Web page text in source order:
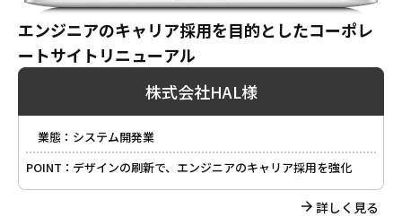
エンジニアのキャリア採用を目的としたコーポレ
ートサイトリニューアル
株式会社HAL様
業態： システム開発業
POINT： デザインの刷新で、エンジニアのキャリア採用を強化
詳しく見る